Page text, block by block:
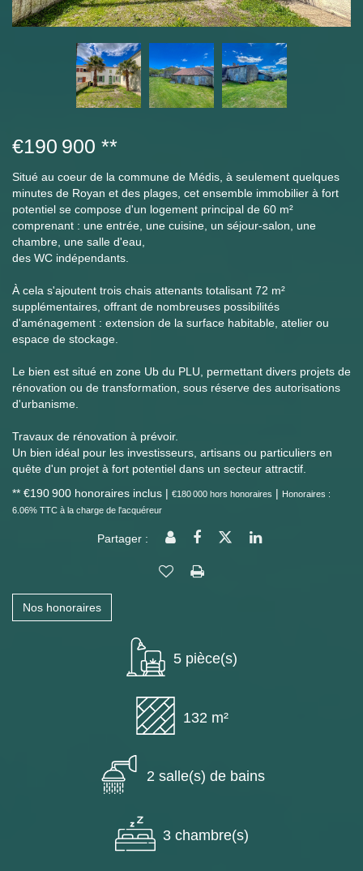
€190 900 **
Situé au coeur de la commune de Médis, à seulement quelques
minutes de Royan et des plages, cet ensemble immobilier à fort
potentiel se compose d'un logement principal de 60 m²
comprenant : une entrée, une cuisine, un séjour-salon, une
chambre, une salle d'eau,
des WC indépendants.
À cela s'ajoutent trois chais attenants totalisant 72 m²
supplémentaires, offrant de nombreuses possibilités
d'aménagement : extension de la surface habitable, atelier ou
espace de stockage.
Le bien est situé en zone Ub du PLU, permettant divers projets de
rénovation ou de transformation, sous réserve des autorisations
d'urbanisme.
Travaux de rénovation à prévoir.
Un bien idéal pour les investisseurs, artisans ou particuliers en
quête d'un projet à fort potentiel dans un secteur attractif.
** €190 900 honoraires inclus | €180 000 hors honoraires | Honoraires :
6.06% TTC à la charge de l'acquéreur
Partager :
Nos honoraires
5 pièce(s)
132 m²
2 salle(s) de bains
3 chambre(s)